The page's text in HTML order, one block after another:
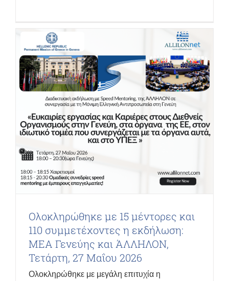
Ολοκληρώθηκε με 15 μέντορες και
110 συμμετέχοντες η εκδήλωση:
ΜΕΑ Γενεύης και ΆΛΛΗΛΟΝ,
Τετάρτη, 27 Μαΐου 2026
Ολοκληρώθηκε με μεγάλη επιτυχία η